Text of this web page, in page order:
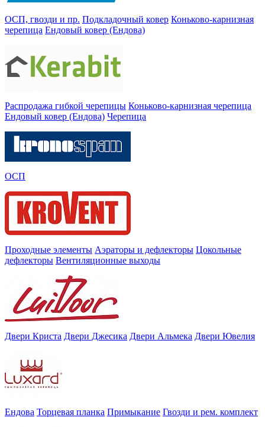
ОСП, гвозди и пр. Подкладочный ковер Коньково-карнизная
черепица Ендовый ковер (Ендова)
Распродажа гибкой черепицы Коньково-карнизная черепица
Ендовый ковер (Ендова) Черепица
ОСП
Проходные элементы Аэраторы и дефлекторы Цокольные
дефлекторы Вентиляционные выходы
Двери Криста Двери Джесика Двери Альмека Двери Ювелия
Ендова Торцевая планка Примыкание Гвозди и рем. комплект